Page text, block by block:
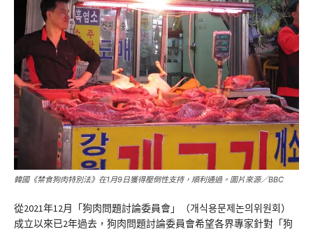
韓國《禁食狗肉特別法》在1月9日獲得壓倒性支持，順利通過。圖片來源／BBC
從2021年12月「狗肉問題討論委員會」（개식용문제논의위원회）
成立以來已2年過去，狗肉問題討論委員會希望各界專家針對「狗